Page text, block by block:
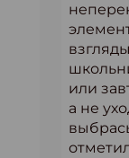
или
а не